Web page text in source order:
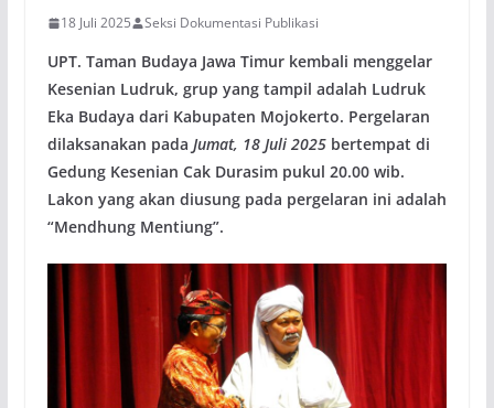
18 Juli 2025 Seksi Dokumentasi Publikasi
UPT. Taman Budaya Jawa Timur kembali menggelar
Kesenian Ludruk, grup yang tampil adalah Ludruk
Eka Budaya dari Kabupaten Mojokerto. Pergelaran
dilaksanakan pada Jumat, 18 Juli 2025bertempat di
Gedung Kesenian Cak Durasim pukul 20.00 wib.
Lakon yang akan diusung pada pergelaran ini adalah
“Mendhung Mentiung”.